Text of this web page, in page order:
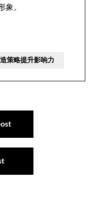
象。
策略提升影响力